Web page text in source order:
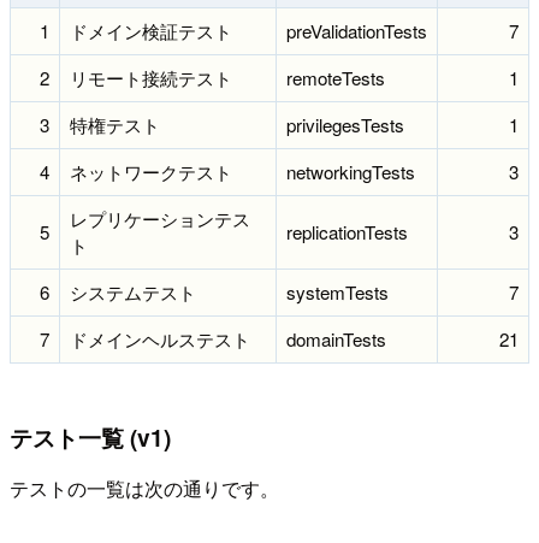
1 ドメイン検証テスト preValidationTests
7
2
リモート接続テスト remoteTests
1
3
特権テスト privilegesTests
1
4
ネットワークテスト networkingTests 3
5
レプリケーションテス
ト
replicationTests 3
6 システムテスト systemTests
7
7
ドメインヘルステスト domainTests 21
テスト一覧 (v1)
テストの一覧は次の通りです。